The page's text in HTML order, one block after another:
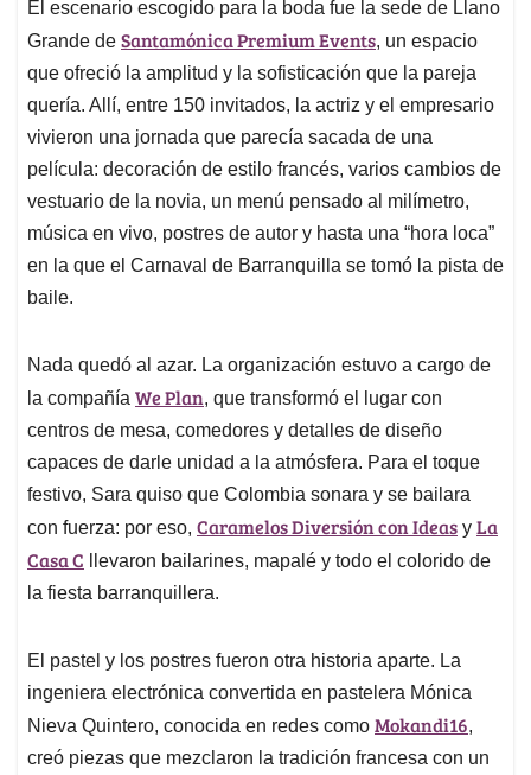
El escenario escogido para la boda fue la sede de Llano
Grande de Santamónica Premium Events, un espacio
que ofreció la amplitud y la sofisticación que la pareja
quería. Allí, entre 150 invitados, la actriz y el empresario
vivieron una jornada que parecía sacada de una
película: decoración de estilo francés, varios cambios de
vestuario de la novia, un menú pensado al milímetro,
música en vivo, postres de autor y hasta una “hora loca”
en la que el Carnaval de Barranquilla se tomó la pista de
baile.
Nada quedó al azar. La organización estuvo a cargo de
la compañía We Plan, que transformó el lugar con
centros de mesa, comedores y detalles de diseño
capaces de darle unidad a la atmósfera. Para el toque
festivo, Sara quiso que Colombia sonara y se bailara
con fuerza: por eso, Caramelos Diversión con Ideas y La
Casa C llevaron bailarines, mapalé y todo el colorido de
la fiesta barranquillera.
El pastel y los postres fueron otra historia aparte. La
ingeniera electrónica convertida en pastelera Mónica
Nieva Quintero, conocida en redes como Mokandi16,
creó piezas que mezclaron la tradición francesa con un